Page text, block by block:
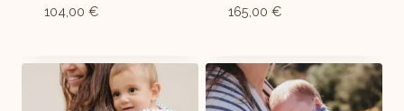
104,00 € 165,00 €